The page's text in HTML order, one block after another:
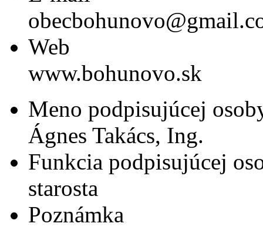
Web
www.bohunovo.sk
Meno podpisujúcej
Ágnes Takács, Ing.
Funkcia podpisujúcej
starosta
Poznámka